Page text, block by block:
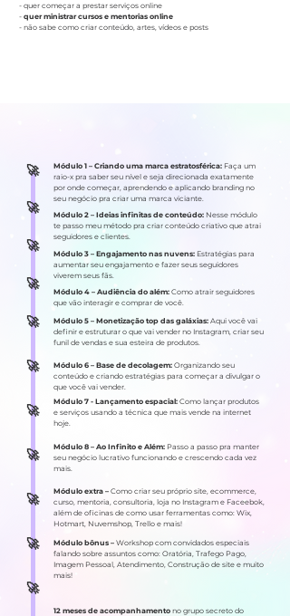
- quer começar a prestar serviços online
- quer ministrar cursos e mentorias online
- não sabe como criar conteúdo, artes, vídeos e posts
​🚀
​🚀
​🚀
​🚀
​🚀
​🚀
​🚀
​🚀
​🚀
​🚀
​🚀
Módulo 1 – Criando uma marca estratosférica: Faça um
raio-x pra saber seu nível e seja direcionada exatamente
por onde começar, aprendendo e aplicando branding no
seu negócio pra criar uma marca viciante.
Módulo 2 – Ideias infinitas de conteúdo: Nesse módulo
te passo meu método pra criar conteúdo criativo que atrai
seguidores e clientes.
Módulo 3 – Engajamento nas nuvens: Estratégias para
aumentar seu engajamento e fazer seus seguidores
viverem seus fãs.
Módulo 4 – Audiência do além: Como atrair seguidores
que vão interagir e comprar de você.
Módulo 5 – Monetização top das galáxias: Aqui você vai
definir e estruturar o que vai vender no Instagram, criar seu
funil de vendas e sua esteira de produtos.
Módulo 6 – Base de decolagem: Organizando seu
conteúdo e criando estratégias para começar a divulgar o
que você vai vender.
Módulo 7 - Lançamento espacial: Como lançar produtos
e serviços usando a técnica que mais vende na internet
hoje.
Módulo 8 – Ao Infinito e Além: Passo a passo pra manter
seu negócio lucrativo funcionando e crescendo cada vez
mais.
Módulo extra – Como criar seu próprio site, ecommerce,
curso, mentoria, consultoria, loja no Instagram e Faceebok,
além de oficinas de como usar ferramentas como: Wix,
Hotmart, Nuvemshop, Trello e mais!
Módulo bônus – Workshop com convidados especiais
falando sobre assuntos como: Oratória, Trafego Pago,
Imagem Pessoal, Atendimento, Construção de site e muito
mais!
12 meses de acompanhamento no grupo secreto do